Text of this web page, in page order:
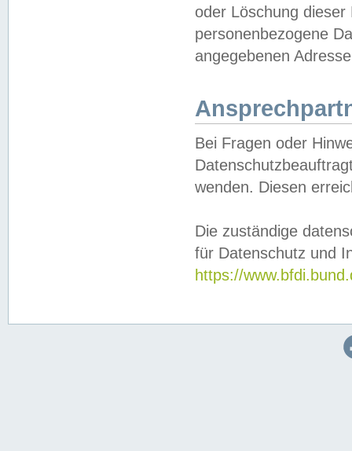
oder Löschung
personenbezogene
angegebenen
Bei Fragen oder
wenden. Diesen
Die zuständige
für Datenschutz und
https://